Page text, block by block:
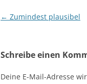
Beitragsnavigation
← Zumindest plausibel
Schreibe einen
Deine E-Mail-Adresse